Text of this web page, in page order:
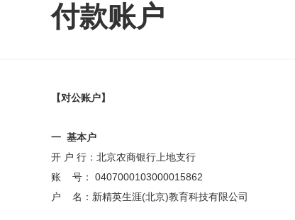
付款账户
【对公账户】
一 基本户
开 户 行：北京农商银行上地支行
账 号： 0407000103000015862
户 名：新精英生涯(北京)教育科技有限公司